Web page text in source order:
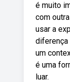
é muito
com
usar a
diferença
um
é uma
luar.